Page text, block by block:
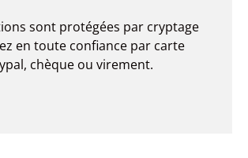
sont protégées par cryptage
en toute confiance par carte
chèque ou virement.